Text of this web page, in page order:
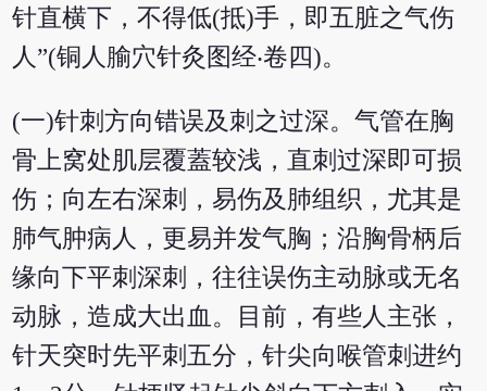
针直横下，不得低(抵)手，即五脏之气伤
人”(铜人腧穴针灸图经‧卷四)。
(一)针刺方向错误及刺之过深。气管在胸
骨上窝处肌层覆蓋较浅，直刺过深即可损
伤；向左右深刺，易伤及肺组织，尤其是
肺气肿病人，更易并发气胸；沿胸骨柄后
缘向下平刺深刺，往往误伤主动脉或无名
动脉，造成大出血。目前，有些人主张，
针天突时先平刺五分，针尖向喉管刺进约